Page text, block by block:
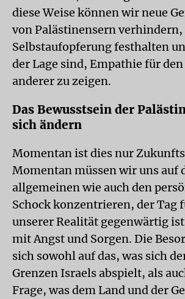
diese Weise können wir neue
von Palästinensern verhindern,
Selbstaufopferung festhalten
der Lage sind, Empathie für
anderer zu zeigen.
Das Bewusstsein der
sich ändern
Momentan ist dies nur
Momentan müssen wir uns auf
allgemeinen wie auch den
Schock konzentrieren, der Tag
unserer Realität gegenwärtig
mit Angst und Sorgen. Die
sich sowohl auf das, was sich
Grenzen Israels abspielt, als
Frage, was dem Land und der